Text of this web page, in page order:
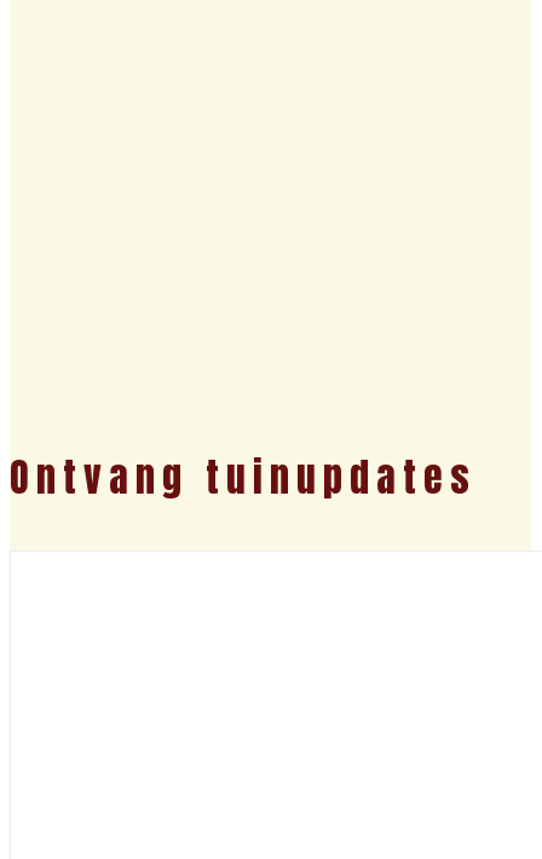
Ontvang tuinupdates